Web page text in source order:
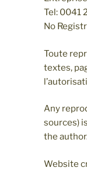
Tel: 0041
No
Toute
textes,
Any
sources)
the
Website